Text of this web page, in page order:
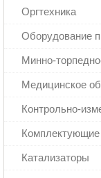
Оргтехника
Оборудование
Минно-
Медицинское
Контрольно-
Катализаторы